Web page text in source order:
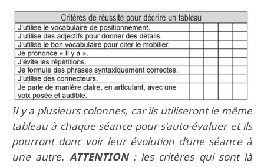
Il y a plusieurs colonnes, car ils utiliseront le même
tableau à chaque séance pour s’auto-évaluer et ils
pourront donc voir leur évolution d’une séance à
une autre. ATTENTION: les critères qui sont là